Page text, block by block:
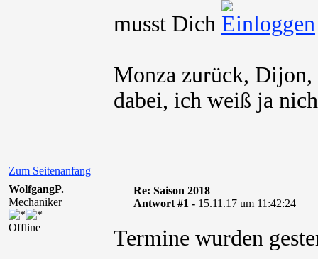
musst Dich
Monza zurück, Dijon,
dabei, ich weiß ja
Zum Seitenanfang
WolfgangP.
Mechaniker
Offline
Re: Saison 2018
Antwort #1 - 15.11.17 um 11:42:24
Termine wurden